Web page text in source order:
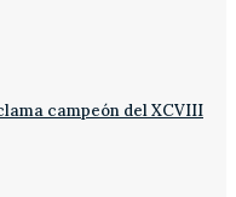
campeón del XCVIII